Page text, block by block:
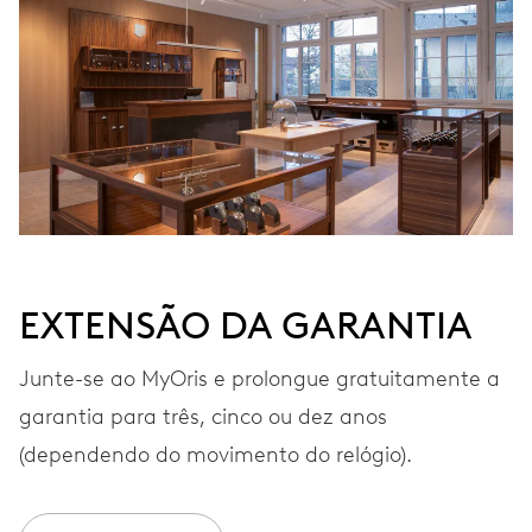
Automático
VIBRAÇÕES
28’800 A/h, 4 Hz
Borracha
GARANTIA
EXTENSÃO DA GARANTIA
Junte-se ao MyOris e prolongue gratuitamente a
garantia para três, cinco ou dez anos
(dependendo do movimento do relógio).